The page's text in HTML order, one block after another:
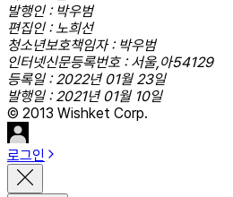
발행인 : 박우범
편집인 : 노희선
청소년보호책임자 : 박우범
인터넷신문등록번호 : 서울,아54129
등록일 : 2022년 01월 23일
발행일 : 2021년 01월 10일
© 2013 Wishket Corp.
로그인